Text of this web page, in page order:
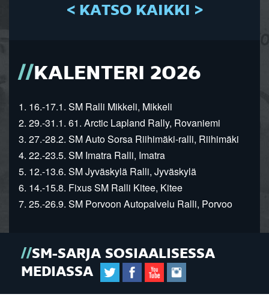
< KATSO KAIKKI >
KALENTERI 2026
1. 16.-17.1. SM Ralli Mikkeli, Mikkeli
2. 29.-31.1. 61. Arctic Lapland Rally, Rovaniemi
3. 27.-28.2. SM Auto Sorsa Riihimäki-ralli, Riihimäki
4. 22.-23.5. SM Imatra Ralli, Imatra
5. 12.-13.6. SM Jyväskylä Ralli, Jyväskylä
6. 14.-15.8. Fixus SM Ralli Kitee, Kitee
7. 25.-26.9. SM Porvoon Autopalvelu Ralli, Porvoo
SM-SARJA SOSIAALISESSA
MEDIASSA